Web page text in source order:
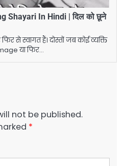
Shayari In Hindi | दिल को छूने
से स्वागत हैं। दोस्तों जब कोई व्यक्ति
या फिर…
not be published.
*